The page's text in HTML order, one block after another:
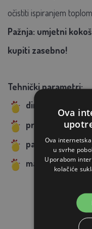
očistiti ispiranjem
Pažnja: umjetni
kupiti zasebno!
Tehnički parametri:
dimenzija: 40x55
proizvođač:
pakiranje: 1
materijal: PET
Ova
Ova
u svrhe
Uporabom
kolačiće